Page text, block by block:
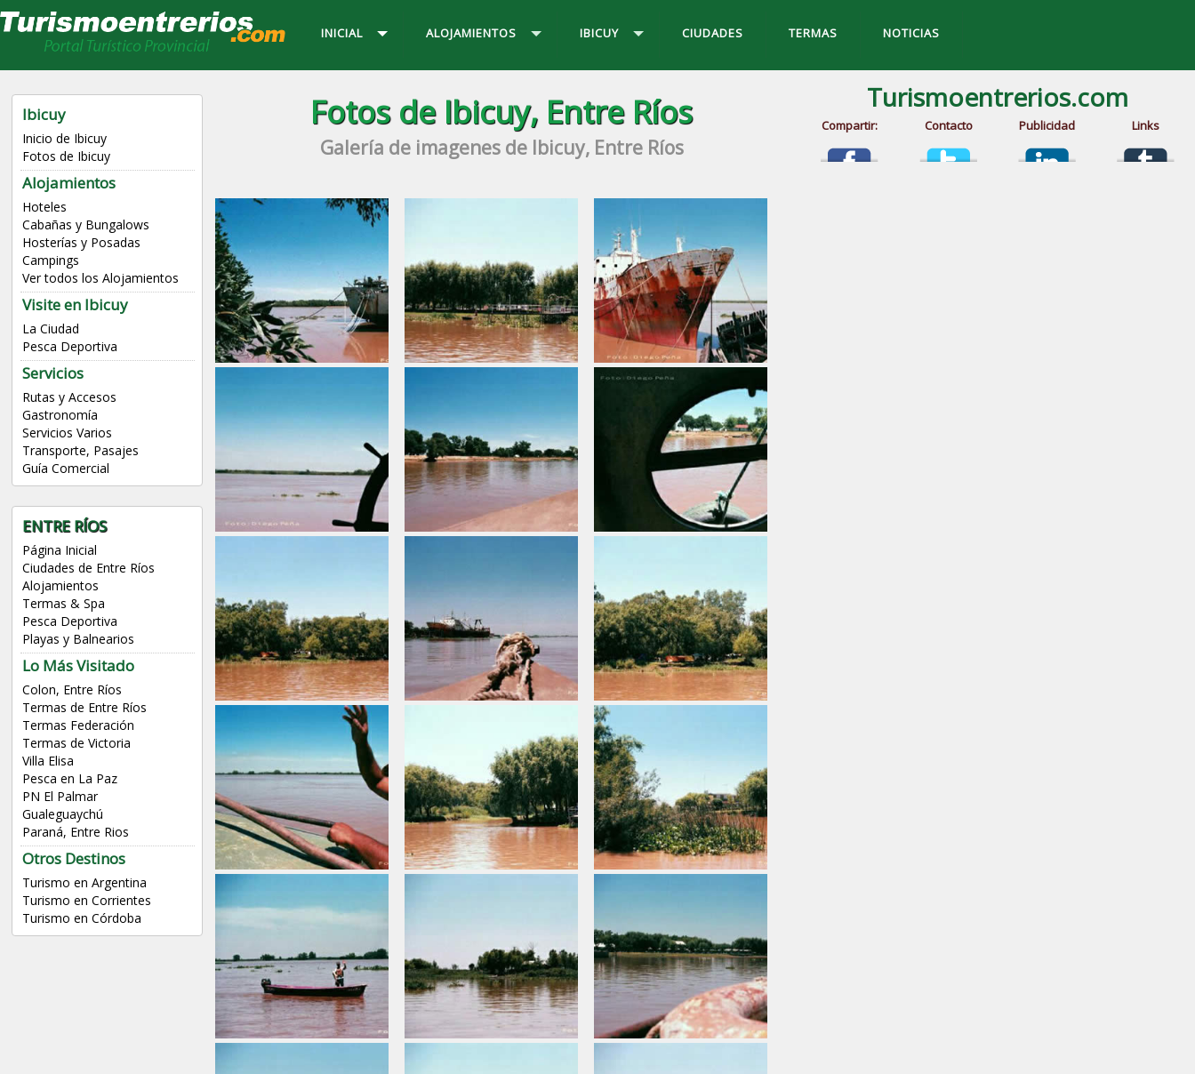
INICIAL ALOJAMIENTOS IBICUY CIUDADES TERMAS NOTICIAS
Ibicuy
Inicio de Ibicuy
Fotos de Ibicuy
Alojamientos
Hoteles
Cabañas y Bungalows
Hosterías y Posadas
Campings
Ver todos los Alojamientos
Visite en Ibicuy
La Ciudad
Pesca Deportiva
Servicios
Rutas y Accesos
Gastronomía
Servicios Varios
Transporte, Pasajes
Guía Comercial
ENTRE RÍOS
Página Inicial
Ciudades de Entre Ríos
Alojamientos
Termas & Spa
Pesca Deportiva
Playas y Balnearios
Lo Más Visitado
Colon, Entre Ríos
Termas de Entre Ríos
Termas Federación
Termas de Victoria
Villa Elisa
Pesca en La Paz
PN El Palmar
Gualeguaychú
Paraná, Entre Rios
Otros Destinos
Turismo en Argentina
Turismo en Corrientes
Turismo en Córdoba
Fotos de Ibicuy, Entre Ríos
Galería de imagenes de Ibicuy, Entre Ríos
Turismoentrerios.com
Compartir: Contacto Publicidad Links